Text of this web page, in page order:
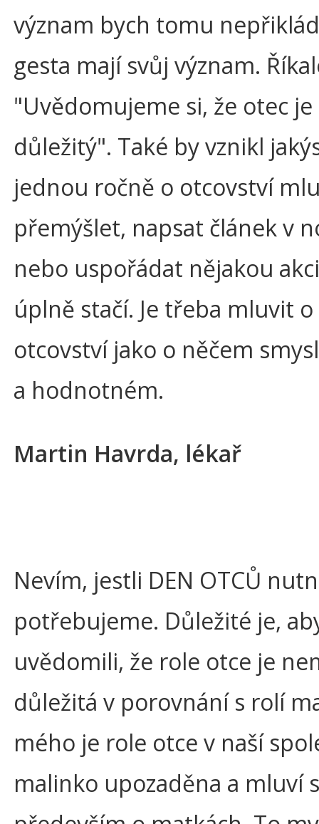
význam bych tomu
gesta mají svůj význam.
"Uvědomujeme si, že otec je
důležitý". Také by vznikl
jednou ročně o otcovství
přemýšlet, napsat článek v
nebo uspořádat nějakou
úplně stačí. Je třeba mluvit o
otcovství jako o něčem
a hodnotném.
Martin Havrda, lékař
Nevím, jestli DEN OTCŮ
potřebujeme. Důležité je,
uvědomili, že role otce je
důležitá v porovnání s rolí
mého je role otce v naší
malinko upozaděna a mluví